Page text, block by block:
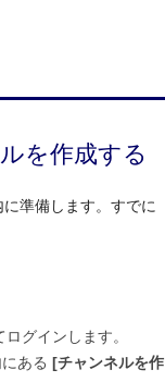
を作成する
準備します。すでに
グインします。
ある [チャンネルを作